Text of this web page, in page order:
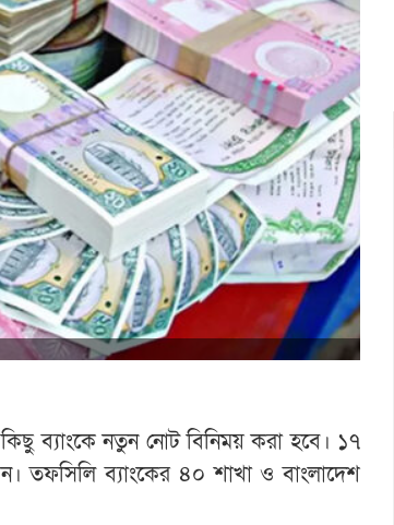
ব্যাংকে নতুন নোট বিনিময় করা হবে। ১৭
তফসিলি ব্যাংকের ৪০ শাখা ও বাংলাদেশ